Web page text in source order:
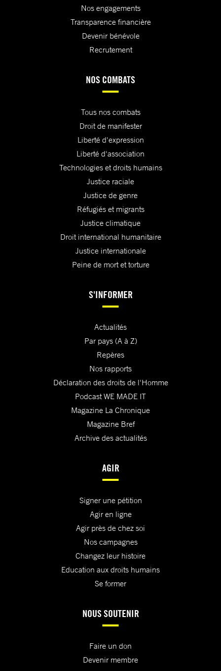
Nos engagements
Transparence financière
Devenir bénévole
Recrutement
NOS COMBATS
Tous nos combats
Droit de manifester
Liberté d'expression
Liberté d'association
Technologies et droits humains
Justice raciale
Justice de genre
Réfugiés et migrants
Justice climatique
Droit international humanitaire
Justice internationale
Peine de mort et torture
S'INFORMER
Actualités
Par pays (A à Z)
Repères
Nos rapports
Déclaration des droits de l'Homme
Podcast WE MADE IT
Magazine La Chronique
Magazine Bref
Archive des actualités
AGIR
Signer une pétition
Agir en ligne
Agir près de chez soi
Nos campagnes
Changez leur histoire
Education aux droits humains
Se former
NOUS SOUTENIR
Faire un don
Devenir membre